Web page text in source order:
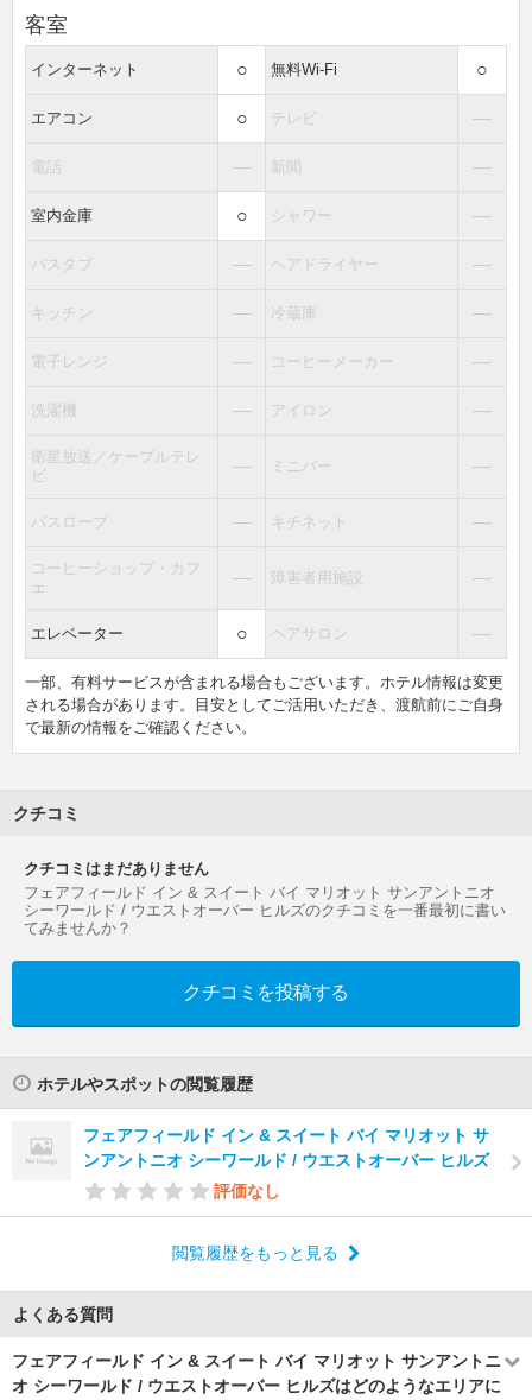
客室
インターネット ○ 無料Wi-Fi ○
エアコン ○ テレビ ―
電話 ― 新聞 ―
室内金庫 ○ シャワー ―
バスタブ ― ヘアドライヤー ―
キッチン ― 冷蔵庫 ―
電子レンジ ― コーヒーメーカー ―
洗濯機 ― アイロン ―
衛星放送／ケーブルテレ
ビ
― ミニバー ―
バスローブ ― キチネット ―
コーヒーショップ・カフ
ェ
― 障害者用施設 ―
エレベーター ○ ヘアサロン ―
一部、有料サービスが含まれる場合もございます。ホテル情報は変更
される場合があります。目安としてご活用いただき、渡航前にご自身
で最新の情報をご確認ください。
クチコミ
クチコミはまだありません
フェアフィールド イン & スイート バイ マリオット サンアントニオ
シーワールド / ウエストオーバー ヒルズのクチコミを一番最初に書い
てみませんか？
クチコミを投稿する
ホテルやスポットの閲覧履歴
フェアフィールド イン & スイート バイ マリオット サ
ンアントニオ シーワールド / ウエストオーバー ヒルズ
評価なし
閲覧履歴をもっと見る
よくある質問
フェアフィールド イン & スイート バイ マリオット サンアントニ
オ シーワールド / ウエストオーバー ヒルズはどのようなエリアに